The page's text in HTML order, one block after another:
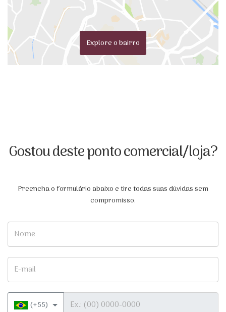
Explore o bairro
Gostou deste ponto comercial/loja?
Preencha o formulário abaixo e tire todas suas dúvidas sem
compromisso.
Nome
E-mail
Telefone
(+55)